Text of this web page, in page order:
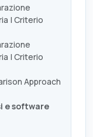
| Criterio
| Criterio
Approach
e software